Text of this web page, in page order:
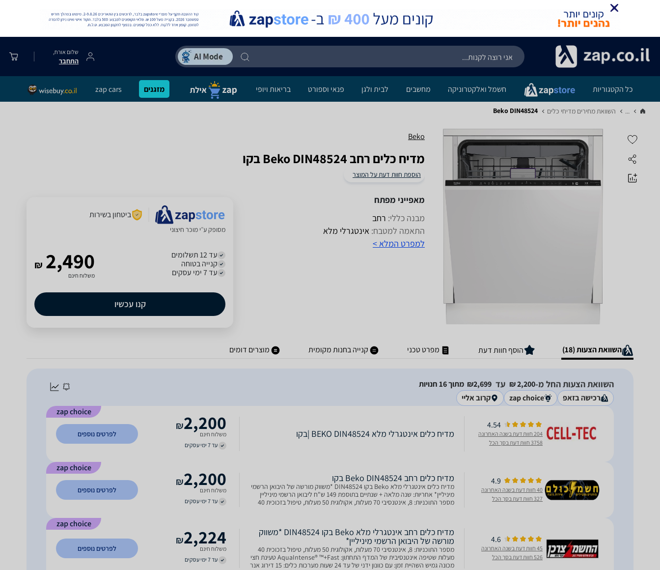
שלום אורח,
התחבר
כל הקטגוריות חשמל ואלקטרוניקה מחשבים לבית ולגן פנאי וספורט בריאות ויופי מזגנים zap cars
... השוואת מחירים מדיחי כלים‏ Beko DIN48524
Beko
מדיח כלים ‏רחב Beko DIN48524 בקו
הוספת חוות דעת על המוצר
מאפייני מפתח
מבנה כללי: רחב
התאמה למטבח: אינטגרלי מלא
למפרט המלא >
ביטחון בשירות
מסופק ע״י מוכר חיצוני
עד 12 תשלומים
קנייה בטוחה
עד 7 ימי עסקים
₪ 2,490
משלוח חינם
קנו עכשיו
השוואת הצעות (18) הוסף חוות דעת מפרט טכני קנייה בחנות מקומית מוצרים דומים
השוואת הצעות החל מ-2,200‏ ₪ עד 2,699‏₪
מתוך 16 חנויות
רכישה בזאפ
zap choice
קרוב אליי
zap choice
4.54
204 חוות דעת בשנה האחרונה
3758 חוות דעת בסך הכל
מדיח כלים אינטגרלי מלא BEKO DIN48524 |בקו 2,200
₪
משלוח חינם
עד 7 ימי עסקים
לפרטים נוספים
zap choice
4.9
40 חוות דעת בשנה האחרונה
327 חוות דעת בסך הכל
מדיח כלים ‏רחב Beko DIN48524 בקו
מדיח כלים אינטגרלי מלא Beko בקו DIN48524 *משווק מורשה של היבואן הרשמי
מיניליין* אחריות: שנה מלאה + שנתיים בתוספת 149 ש"ח ליבואן הרשמי מיניליין
מספר התוכניות: 8, אינטנסיבי 70 מעלות, אקולוגית 50 מעלות, טיפול בזכוכית 40
2,200
₪
משלוח חינם
עד 7 ימי עסקים
לפרטים נוספים
zap choice
4.6
45 חוות דעת בשנה האחרונה
526 חוות דעת בסך הכל
מדיח כלים רחב אינטגרלי מלא Beko בקו DIN48524 *משווק
מורשה של היבואן הרשמי מיניליין*
מספר התוכניות: 8, אינטנסיבי 70 מעלות, אקולוגית 50 מעלות, טיפול בזכוכית 40
מעלות שטיפה אינטנסיבית של המדף התחתון: AquaIntense® ™+Fast טעינת חצי
מכונה גמיש השהיית זמן: עם כוונון ידני של עד 24 שעות מערכות כלים: 15 דירוג אנר
2,224
₪
משלוח חינם
עד 7 ימי עסקים
לפרטים נוספים